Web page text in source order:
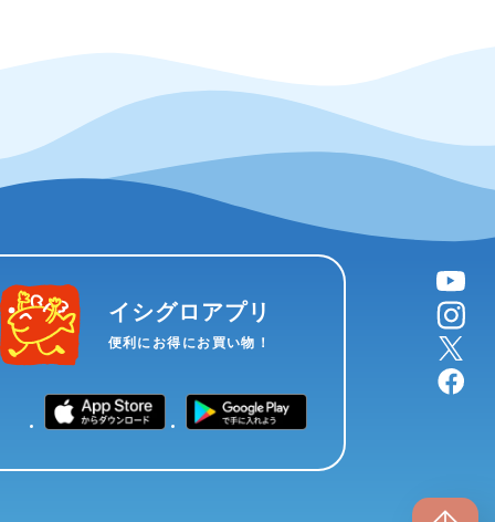
イシグロアプリ
便利にお得にお買い物！
YouTube
instagram
X
facebook